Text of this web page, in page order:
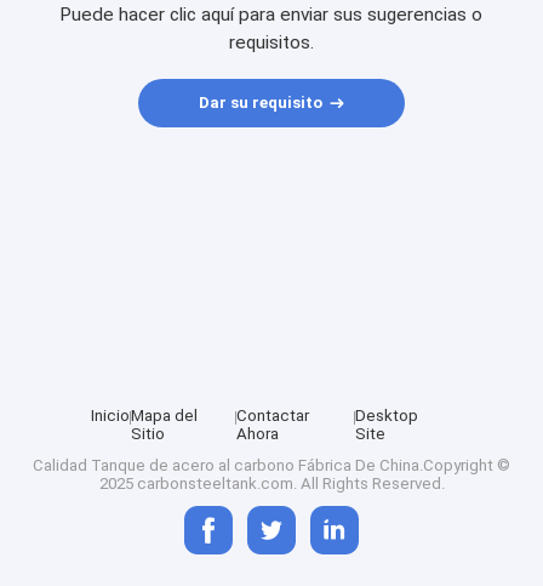
Puede hacer clic aquí para enviar sus sugerencias o
requisitos.
Dar su requisito
InicioMapa del
Sitio
Contactar
Ahora
Desktop
Site
Calidad Tanque de acero al carbono Fábrica De China.Copyright ©
2025 carbonsteeltank.com. All Rights Reserved.